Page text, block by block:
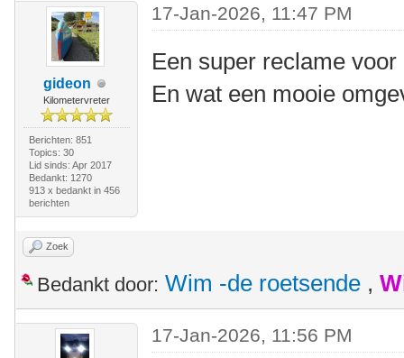
gideon
Kilometervreter
Berichten: 851
Topics: 30
Lid sinds: Apr 2017
Bedankt: 1270
913 x bedankt in 456
berichten
17-Jan-2026, 11:47 PM
Een super reclame
En wat een mooie
Zoek
Bedankt door: Wim -de roetsende ,
17-Jan-2026, 11:56 PM